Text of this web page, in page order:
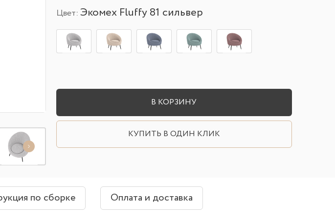
Цвет:Экомех Fluffy 81 сильвер
В КОРЗИНУ
КУПИТЬ В ОДИН КЛИК
по сборке Оплата и доставка